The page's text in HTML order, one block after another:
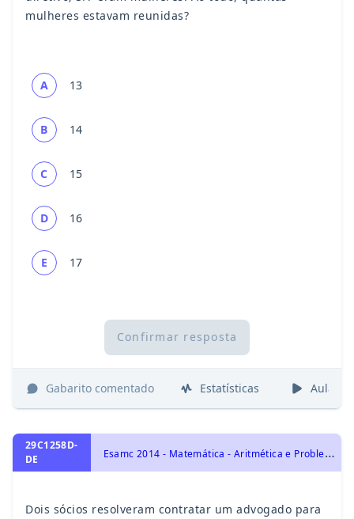
mulheres estavam reunidas?
A 13
B 14
C 15
D 16
E 17
Confirmar resposta
Gabarito comentado Estatísticas Aulas
29C1258D-
DE
E
samc 2014 - Matemática - Aritmética e Problemas, Porcentagem
Dois sócios resolveram contratar um advogado para